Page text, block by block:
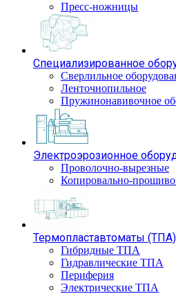
Пресс-ножницы
Специализированное
Сверлильное
Ленточнопильное
Пружинонавивочное
Электроэрозионное
Проволочно-вырезные
Копировально-
Термопластавтоматы (ТПА)
Гибридные ТПА
Гидравлические ТПА
Периферия
Электрические ТПА